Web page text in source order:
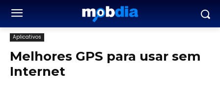
Aplicativos
Melhores GPS para usar sem
Internet